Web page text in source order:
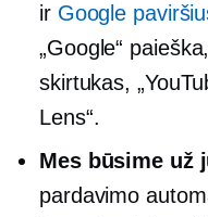
ir Google
„Google“
skirtukas,
Lens“.
Mes būsime už
pardavimo